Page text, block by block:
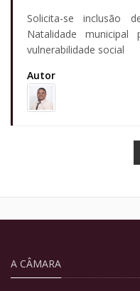
Solicita-se inclusão
Natalidade
vulnerabilidade social
Autor
A CÂMARA